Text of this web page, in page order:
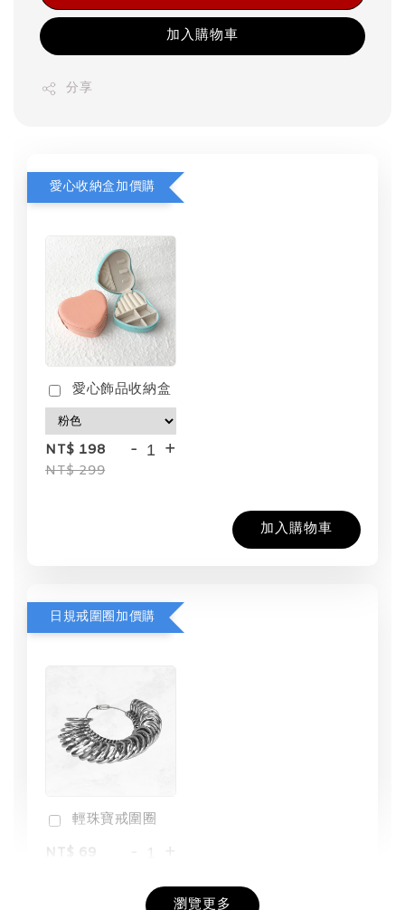
加入購物車
分享
愛心收納盒加價購
愛心飾品收納盒
NT$ 198
NT$ 299
- +
加入購物車
日規戒圍圈加價購
輕珠寶戒圍圈
NT$ 69
+
瀏覽更多